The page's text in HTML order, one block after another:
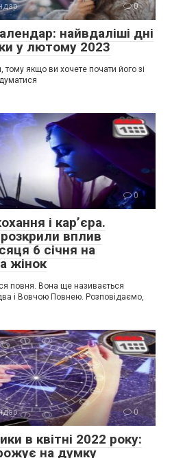
0
найвдаліші дні
у лютому 2023
тому якщо ви хочете почати його зі
0
і кар’єра.
вплив
6 січня на
жінок
повня. Вона ще називається
і Вовчою Повнею. Розповідаємо,
0
в квітні 2022 року:
на думку